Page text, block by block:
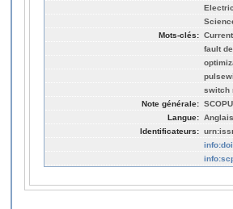
Mots-clés:
fault
switch
Note générale:
Langue: Anglais
Identificateurs: